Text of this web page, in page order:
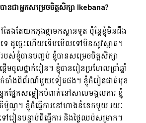
ានជាអ្នកសម្រេចចិត្តសិក្សា Ikebana?
ែងតែ​យក​ភួងផ្កា​មក​ស្ថានទូត ប៉ុន្តែ​ខ្ញុំ​មិន​ដឹង​
ទេ ដូច្នេះ​ហើយ​ទើបមើលទៅ​មិន​សូវ​ស្អាត។
ខ្ញុំបានបញ្ចប់ ខ្ញុំបានសម្រេចចិត្តសិក្សា
តើមចូលថ្នាក់រៀន។ ខ្ញុំ​បាន​រៀន​ប្រហែល​ប្រាំ​ឆ្នាំ
តាំង​ពិព័រណ៍​មួយ​ទៀត​ផង។ ខ្ញុំ​ក៏​រៀន​ផាត់មុខ
ផ្នែក​សម្លៀក​បំពាក់​នៅ​សាល​មង្គលការ ខ្ញុំ​
ម៉ូណូ។ ខ្ញុំ​ក៏​ធ្វើ​ការ​នៅ​ហាង​នំ​ខេក​មួយ ​រយៈ​
ៀន​បន្ទាប់​ពី​ធ្វើ​ការ និង​ថ្ងៃ​ឈប់​សម្រាក។